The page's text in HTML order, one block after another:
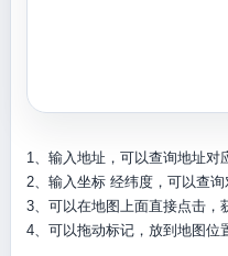
1、输入地址，可以查询地址对
2、输入坐标 经纬度，可以查
3、可以在地图上面直接点击，
4、可以拖动标记，放到地图位